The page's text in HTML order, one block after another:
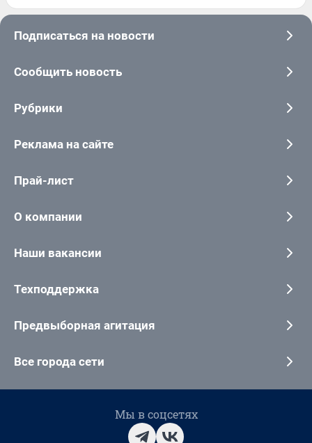
Подписаться на новости
Сообщить новость
Рубрики
Реклама на сайте
Прай-лист
О компании
Наши вакансии
Техподдержка
Предвыборная агитация
Все города сети
Мы в соцсетях